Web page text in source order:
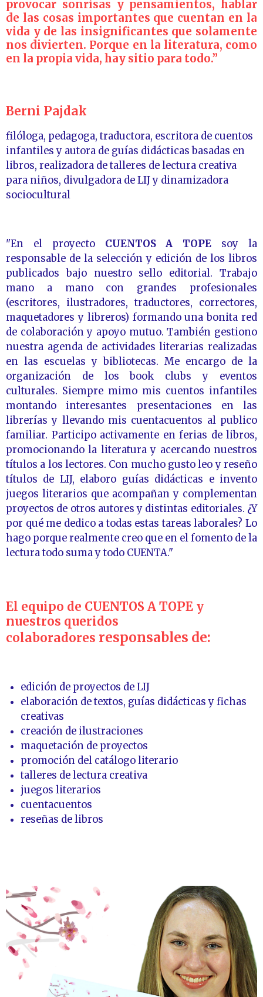
provocar sonrisas y pensamientos, hablar
de las cosas importantes que cuentan en la
vida y de las insignificantes que solamente
nos divierten. Porque en la literatura, como
en la propia vida, hay sitio para todo.”
Berni Pajdak
filóloga, pedagoga, traductora, escritora de cuentos
infantiles y autora de guías didácticas basadas en
libros, realizadora de talleres de lectura creativa
para niños, divulgadora de LIJ y dinamizadora
sociocultural
"En el proyecto CUENTOS A TOPE soy la
responsable de la selección y edición de los libros
publicados bajo nuestro sello editorial. Trabajo
mano a mano con grandes profesionales
(escritores, ilustradores, traductores, correctores,
maquetadores y libreros) formando una bonita red
de colaboración y apoyo mutuo. También gestiono
nuestra agenda de actividades literarias realizadas
en las escuelas y bibliotecas. Me encargo de la
organización de los book clubs y eventos
culturales. Siempre mimo mis cuentos infantiles
montando interesantes presentaciones en las
librerías y llevando mis cuentacuentos al publico
familiar. Participo activamente en ferias de libros,
promocionando la literatura y acercando nuestros
títulos a los lectores. Con mucho gusto leo y reseño
títulos de LIJ, elaboro guías didácticas e invento
juegos literarios que acompañan y complementan
proyectos de otros autores y distintas editoriales. ¿Y
por qué me dedico a todas estas tareas laborales? Lo
hago porque realmente creo que en el fomento de la
lectura todo suma y todo CUENTA."
El equipo de CUENTOS A TOPE y
nuestros queridos
colaboradores responsables de:
edición de proyectos de LIJ
elaboración de textos, guías didácticas y fichas
creativas
creación de ilustraciones
maquetación de proyectos
promoción del catálogo literario
talleres de lectura creativa
juegos literarios
cuentacuentos
reseñas de libros